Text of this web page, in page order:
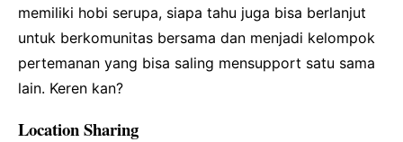
memiliki hobi serupa, siapa tahu juga bisa berlanjut
untuk berkomunitas bersama dan menjadi kelompok
pertemanan yang bisa saling mensupport satu sama
lain. Keren kan?
Location Sharing